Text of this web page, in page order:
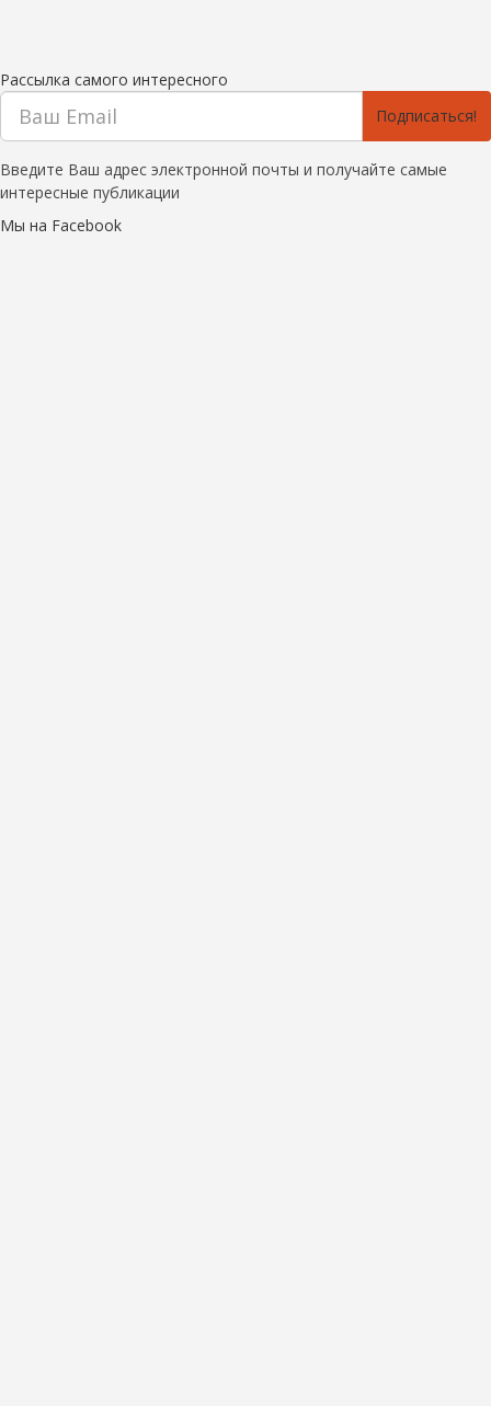
Рассылка самого интересного
Подписаться!
Введите Ваш адрес электронной почты и получайте самые
интересные публикации
Мы на Facebook